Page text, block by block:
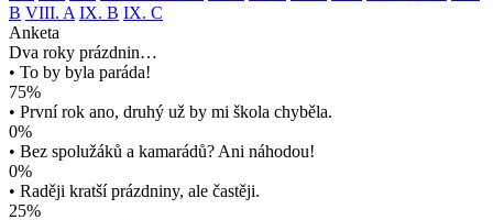
B VIII. A IX. B IX. C
Anketa
Dva roky prázdnin…
• To by byla paráda!
75%
• První rok ano, druhý už by mi škola chyběla.
0%
• Bez spolužáků a kamarádů? Ani náhodou!
0%
• Raději kratší prázdniny, ale častěji.
25%